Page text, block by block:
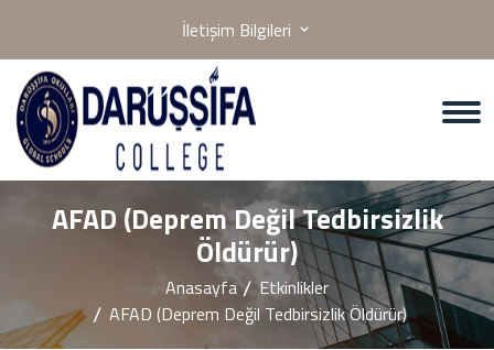
İletişim Bilgileri
AFAD (Deprem Değil Tedbirsizlik
Öldürür)
Anasayfa
Etkinlikler
AFAD (Deprem Değil Tedbirsizlik Öldürür)